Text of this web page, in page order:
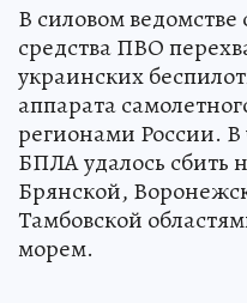
В силовом
средства ПВО
украинских
аппарата
регионами России.
БПЛА удалось сбить
Брянской,
Тамбовской
морем.